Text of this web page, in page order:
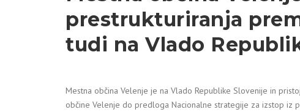
prestrukturiranja
tudi na Vlado
Mestna občina Velenje je na Vlado Republike Slovenije in
občine Velenje do predloga Nacionalne strategije za izstop iz